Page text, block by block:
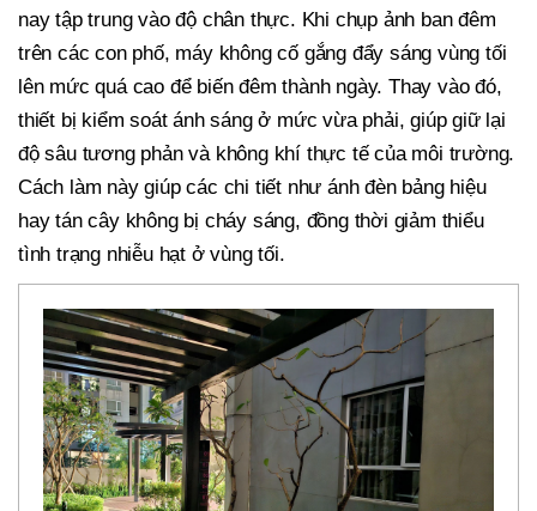
nay tập trung vào độ chân thực. Khi chụp ảnh ban đêm
trên các con phố, máy không cố gắng đẩy sáng vùng tối
lên mức quá cao để biến đêm thành ngày. Thay vào đó,
thiết bị kiểm soát ánh sáng ở mức vừa phải, giúp giữ lại
độ sâu tương phản và không khí thực tế của môi trường.
Cách làm này giúp các chi tiết như ánh đèn bảng hiệu
hay tán cây không bị cháy sáng, đồng thời giảm thiểu
tình trạng nhiễu hạt ở vùng tối.